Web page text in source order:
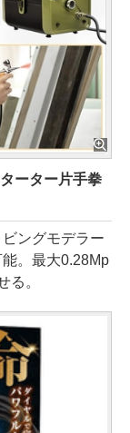
ーター片手拳
ングモデラー
。最大0.28Mp
る。